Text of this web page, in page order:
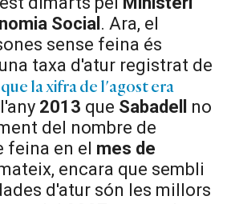
Social . Ara, el
sense feina és
taxa d'atur registrat de
la xifra de l'agost era
2013 que Sabadell
no
del nombre de
feina en el mes de
encara que sembli
d'atur són les millors